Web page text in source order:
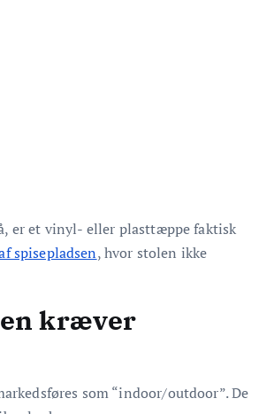
er et vinyl- eller plasttæppe faktisk
spisepladsen, hvor stolen ikke
kræver
som “indoor/outdoor”. De